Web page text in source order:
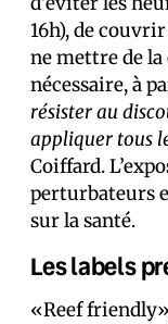
16h), de
ne mettre de la
nécessaire, à
résister au
appliquer tous
Coiffard.
perturbateurs
sur la santé.
Les labels
«Reef